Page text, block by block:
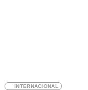
INTERNACIONAL